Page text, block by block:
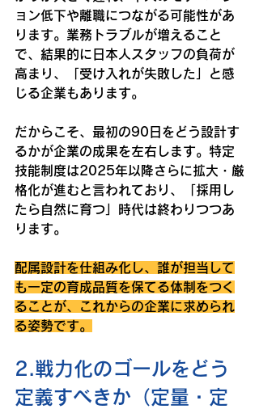
ョン低下や離職につながる可能性があ
ります。業務トラブルが増えること
で、結果的に日本人スタッフの負荷が
高まり、「受け入れが失敗した」と感
じる企業もあります。
だからこそ、最初の90日をどう設計す
るかが企業の成果を左右します。特定
技能制度は2025年以降さらに拡大・厳
格化が進むと言われており、「採用し
たら自然に育つ」時代は終わりつつあ
ります。
配属設計を仕組み化し、誰が担当して
も一定の育成品質を保てる体制をつく
ることが、これからの企業に求められ
る姿勢です。
2.戦力化のゴールをどう
定義すべきか（定量・定